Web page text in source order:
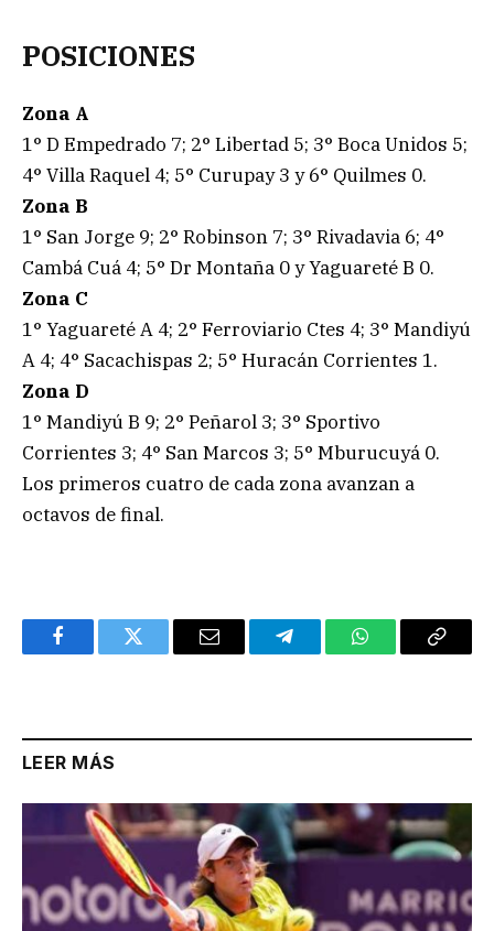
POSICIONES
Zona A
1° D Empedrado 7; 2° Libertad 5; 3° Boca Unidos 5;
4° Villa Raquel 4; 5° Curupay 3 y 6° Quilmes 0.
Zona B
1° San Jorge 9; 2° Robinson 7; 3° Rivadavia 6; 4°
Cambá Cuá 4; 5° Dr Montaña 0 y Yaguareté B 0.
Zona C
1° Yaguareté A 4; 2° Ferroviario Ctes 4; 3° Mandiyú
A 4; 4° Sacachispas 2; 5° Huracán Corrientes 1.
Zona D
1° Mandiyú B 9; 2° Peñarol 3; 3° Sportivo
Corrientes 3; 4° San Marcos 3; 5° Mburucuyá 0.
Los primeros cuatro de cada zona avanzan a
octavos de final.
FacebookTwitter Email TelegramWhatsAppCopy
LEER MÁS